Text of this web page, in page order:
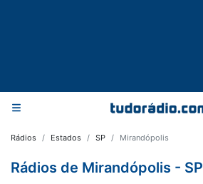
Rádios Estados SP Mirandópolis
Rádios de Mirandópolis - SP